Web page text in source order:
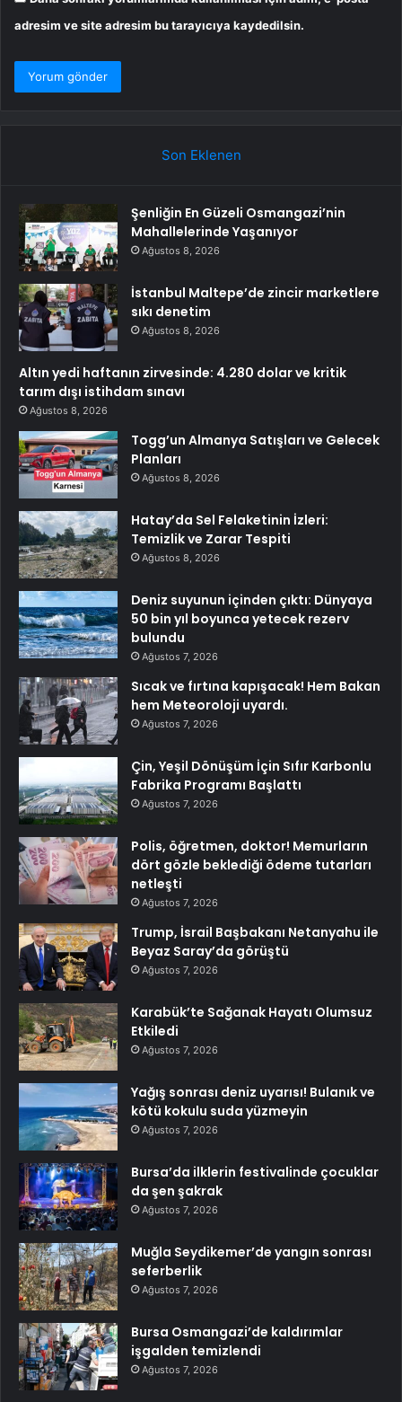
adresim ve site adresim bu tarayıcıya kaydedilsin.
Son Eklenen
Şenliğin En Güzeli Osmangazi’nin
Mahallelerinde Yaşanıyor
Ağustos 8, 2026
İstanbul Maltepe’de zincir marketlere
sıkı denetim
Ağustos 8, 2026
Altın yedi haftanın zirvesinde: 4.280 dolar ve kritik
tarım dışı istihdam sınavı
Ağustos 8, 2026
Togg’un Almanya Satışları ve Gelecek
Planları
Ağustos 8, 2026
Hatay’da Sel Felaketinin İzleri:
Temizlik ve Zarar Tespiti
Ağustos 8, 2026
Deniz suyunun içinden çıktı: Dünyaya
50 bin yıl boyunca yetecek rezerv
bulundu
Ağustos 7, 2026
Sıcak ve fırtına kapışacak! Hem Bakan
hem Meteoroloji uyardı.
Ağustos 7, 2026
Çin, Yeşil Dönüşüm İçin Sıfır Karbonlu
Fabrika Programı Başlattı
Ağustos 7, 2026
Polis, öğretmen, doktor! Memurların
dört gözle beklediği ödeme tutarları
netleşti
Ağustos 7, 2026
Trump, İsrail Başbakanı Netanyahu ile
Beyaz Saray’da görüştü
Ağustos 7, 2026
Karabük’te Sağanak Hayatı Olumsuz
Etkiledi
Ağustos 7, 2026
Yağış sonrası deniz uyarısı! Bulanık ve
kötü kokulu suda yüzmeyin
Ağustos 7, 2026
Bursa’da ilklerin festivalinde çocuklar
da şen şakrak
Ağustos 7, 2026
Muğla Seydikemer’de yangın sonrası
seferberlik
Ağustos 7, 2026
Bursa Osmangazi’de kaldırımlar
işgalden temizlendi
Ağustos 7, 2026